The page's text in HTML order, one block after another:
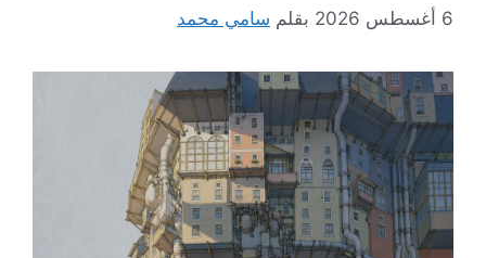
6 أغسطس 2026 بقلم سامي محمد